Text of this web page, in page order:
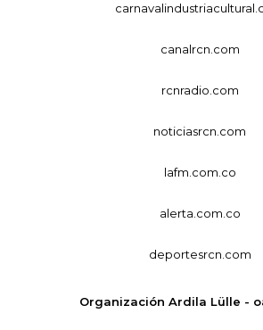
canalrcn.com
rcnradio.com
noticiasrcn.com
lafm.com.co
alerta.com.co
deportesrcn.com
Organización Ardila Lülle -